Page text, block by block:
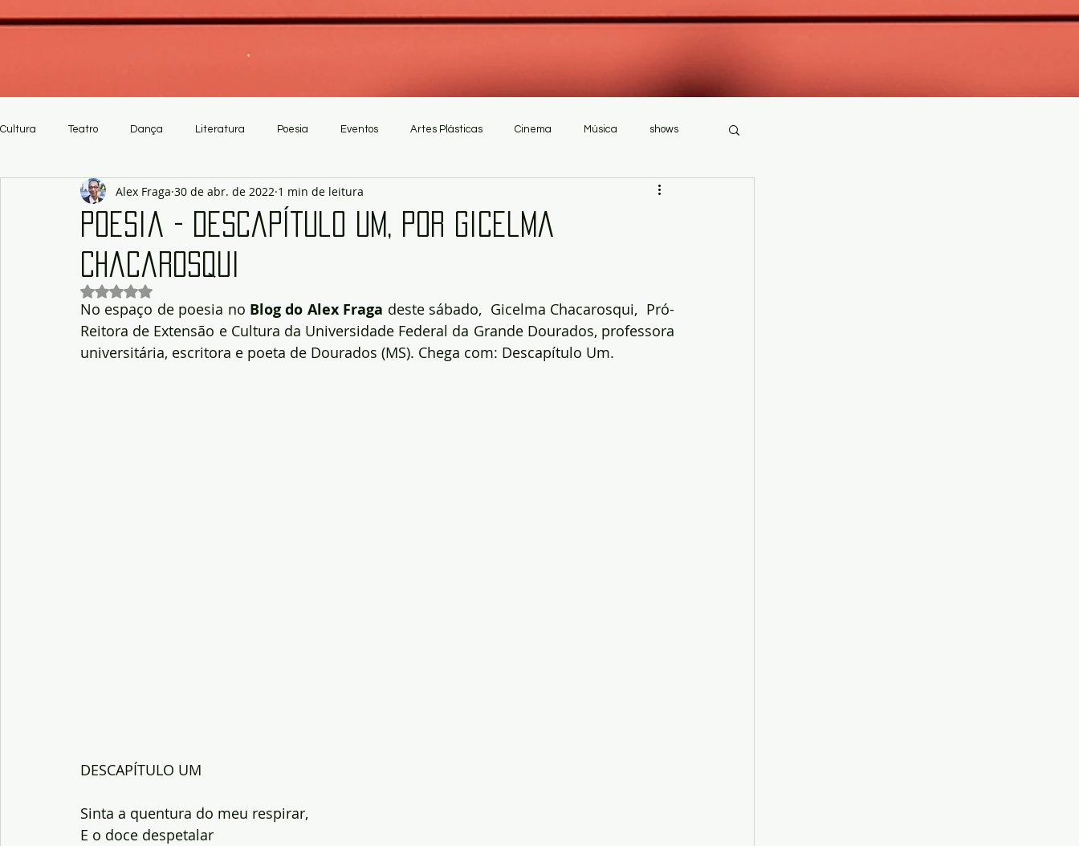
Cultura Teatro Dança Literatura Poesia Eventos Artes Plásticas Cinema Música shows
Artesanato
Poesia - Descapítulo Um, por Gicelma
Chacarosqui
Alex Fraga 30 de abr. de 2022 1 min de leitura
Avaliado com NaN de 5 estrelas.
No espaço de poesia no Blog do Alex Fraga deste sábado,  Gicelma Chacarosqui,  Pró-
Reitora de Extensão e Cultura da Universidade Federal da Grande Dourados, professora
universitária, escritora e poeta de Dourados (MS). Chega com: Descapítulo Um.
DESCAPÍTULO UM
Sinta a quentura do meu respirar,
E o doce despetalar